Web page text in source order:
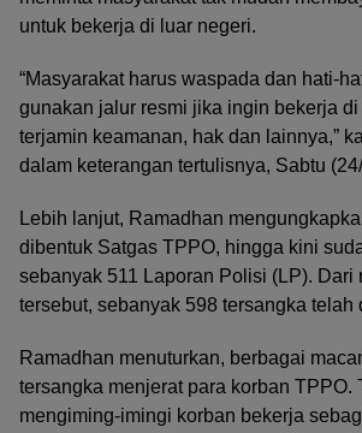
untuk bekerja di luar negeri.
“Masyarakat harus waspada dan hati-
gunakan jalur resmi jika ingin bekerja
terjamin keamanan, hak dan lainnya,”
dalam keterangan tertulisnya, Sabtu
Lebih lanjut, Ramadhan
dibentuk Satgas TPPO, hingga kini
sebanyak 511 Laporan Polisi (LP). Dari
tersebut, sebanyak 598 tersangka telah
Ramadhan menuturkan, berbagai
tersangka menjerat para korban TPPO.
mengiming-imingi korban bekerja